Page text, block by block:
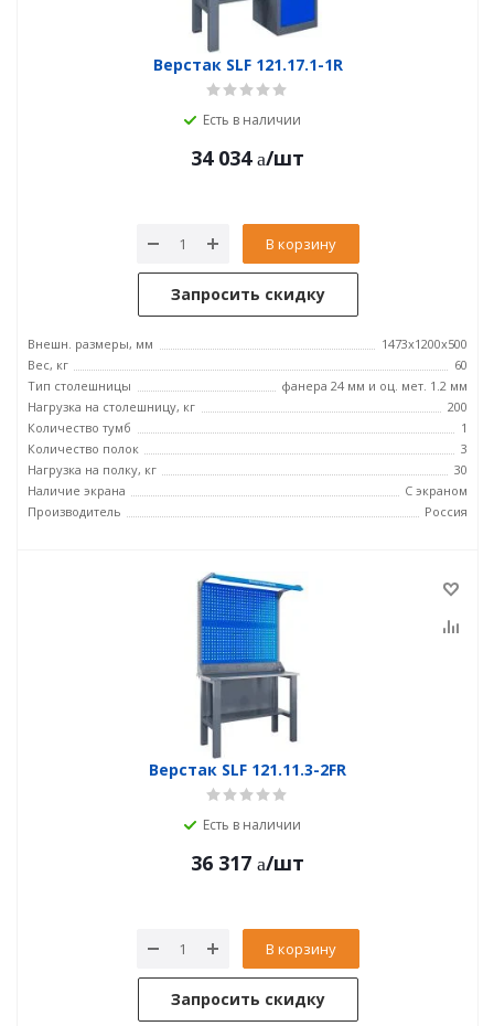
Верстак SLF 121.17.1-1R
Есть в наличии
34 034 /шт
В корзину
Запросить скидку
Внешн. размеры, мм
1473x1200x500
Вес, кг
60
Тип столешницы
фанера 24 мм и оц. мет. 1.2 мм
Нагрузка на столешницу, кг
200
Количество тумб
1
Количество полок
3
Нагрузка на полку, кг
30
Наличие экрана
С экраном
Производитель
Россия
Верстак SLF 121.11.3-2FR
Есть в наличии
36 317 /шт
В корзину
Запросить скидку